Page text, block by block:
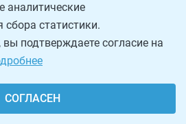
аналитические
статистики.
подтверждаете согласие на
СОГЛАСЕН